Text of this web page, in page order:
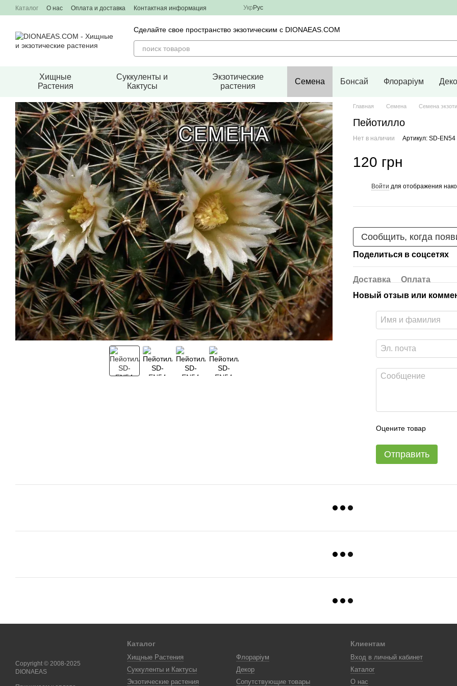
Перейти к основному контенту
Каталог О нас Оплата и доставка Контактная информация Укр Рус
Сделайте свое пространство экзотическим с DIONAEAS.COM
Хищные
Растения
Суккуленты и
Кактусы
Экзотические
растения
Семена Бонсай Флораріум
Главная Семена Семена
Пейотилло
Нет в наличии Артикул: SD-EN54
120 грн
Войти для отображения
Сообщить, когда
Поделиться в соцсетях
Доставка
Оплата
Новый отзыв или
Оцените товар
Отправить
Copyright © 2008-2025
DIONAEAS
Каталог
Хищные Растения
Суккуленты и Кактусы
Экзотические растения
Флораріум
Декор
Сопутствующие товары
Клиентам
Вход в личный кабинет
Каталог
О нас